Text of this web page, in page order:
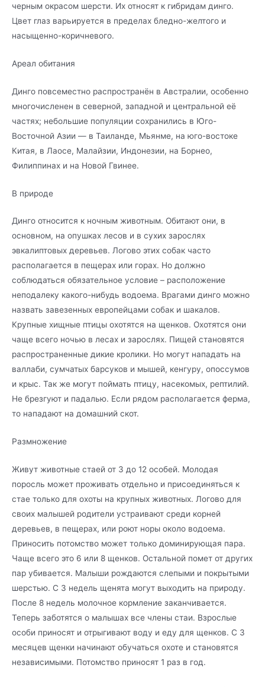
черным окрасом шерсти. Их относят к гибридам динго.
Цвет глаз варьируется в пределах бледно-желтого и
насыщенно-коричневого.
Ареал обитания
Динго повсеместно распространён в Австралии, особенно
многочисленен в северной, западной и центральной её
частях; небольшие популяции сохранились в Юго-
Восточной Азии — в Таиланде, Мьянме, на юго-востоке
Китая, в Лаосе, Малайзии, Индонезии, на Борнео,
Филиппинах и на Новой Гвинее.
В природе
Динго относится к ночным животным. Обитают они, в
основном, на опушках лесов и в сухих зарослях
эвкалиптовых деревьев. Логово этих собак часто
располагается в пещерах или горах. Но должно
соблюдаться обязательное условие – расположение
неподалеку какого-нибудь водоема. Врагами динго можно
назвать завезенных европейцами собак и шакалов.
Крупные хищные птицы охотятся на щенков. Охотятся они
чаще всего ночью в лесах и зарослях. Пищей становятся
распространенные дикие кролики. Но могут нападать на
валлаби, сумчатых барсуков и мышей, кенгуру, опоссумов
и крыс. Так же могут поймать птицу, насекомых, рептилий.
Не брезгуют и падалью. Если рядом располагается ферма,
то нападают на домашний скот.
Размножение
Живут животные стаей от 3 до 12 особей. Молодая
поросль может проживать отдельно и присоединяться к
стае только для охоты на крупных животных. Логово для
своих малышей родители устраивают среди корней
деревьев, в пещерах, или роют норы около водоема.
Приносить потомство может только доминирующая пара.
Чаще всего это 6 или 8 щенков. Остальной помет от других
пар убивается. Малыши рождаются слепыми и покрытыми
шерстью. С 3 недель щенята могут выходить на природу.
После 8 недель молочное кормление заканчивается.
Теперь заботятся о малышах все члены стаи. Взрослые
особи приносят и отрыгивают воду и еду для щенков. С 3
месяцев щенки начинают обучаться охоте и становятся
независимыми. Потомство приносят 1 раз в год.